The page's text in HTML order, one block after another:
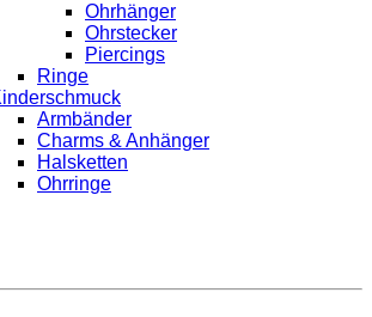
Ohrhänger
Ohrstecker
Piercings
Ringe
Armbänder
Charms & Anhänger
Halsketten
Ohrringe